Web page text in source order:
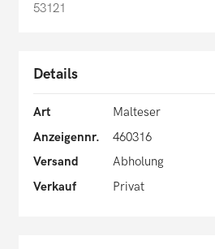
53121
Details
Art
Malteser
Anzeigennr.
460316
Versand
Abholung
Verkauf
Privat